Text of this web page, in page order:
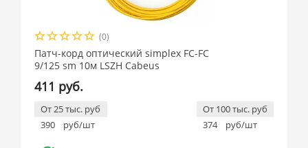
(0)
Патч-корд оптический simplex FC-FC
9/125 sm 10м LSZH Cabeus
411 руб.
От 25 тыс. руб
390
руб/шт
От 100 тыс. руб
374
руб/шт